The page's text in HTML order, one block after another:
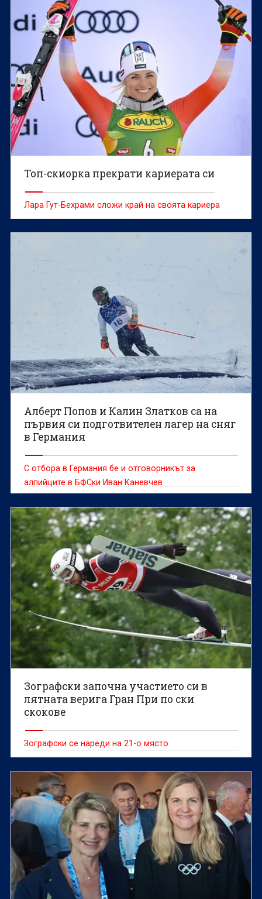
Топ-скиорка прекрати кариерата си
Лара Гут-Бехрами сложи край на своята кариера
Алберт Попов и Калин Златков са на
първия си подготвителен лагер на сняг
в Германия
С отбора в Германия бе и отговорникът за
алпийците в БФСки Иван Каневчев
Зографски започна участието си в
лятната верига Гран При по ски
скокове
Зографски се нареди на 21-о място